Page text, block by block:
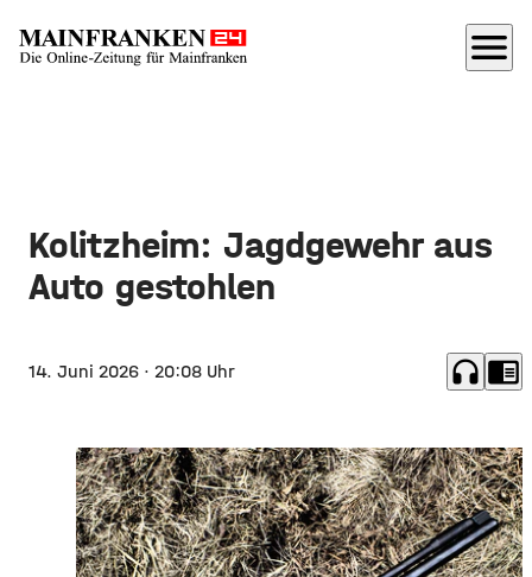
menu
Kolitzheim: Jagdgewehr aus
Auto gestohlen
14. Juni 2026 · 20:08 Uhr headphones chrome_reader_mode